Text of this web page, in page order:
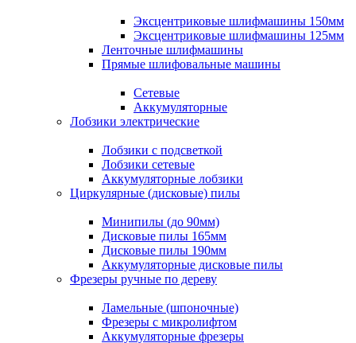
Эксцентриковые шлифмашины 150мм
Эксцентриковые шлифмашины 125мм
Ленточные шлифмашины
Прямые шлифовальные машины
Сетевые
Аккумуляторные
Лобзики электрические
Лобзики с подсветкой
Лобзики сетевые
Аккумуляторные лобзики
Циркулярные (дисковые) пилы
Минипилы (до 90мм)
Дисковые пилы 165мм
Дисковые пилы 190мм
Аккумуляторные дисковые пилы
Фрезеры ручные по дереву
Ламельные (шпоночные)
Фрезеры с микролифтом
Аккумуляторные фрезеры